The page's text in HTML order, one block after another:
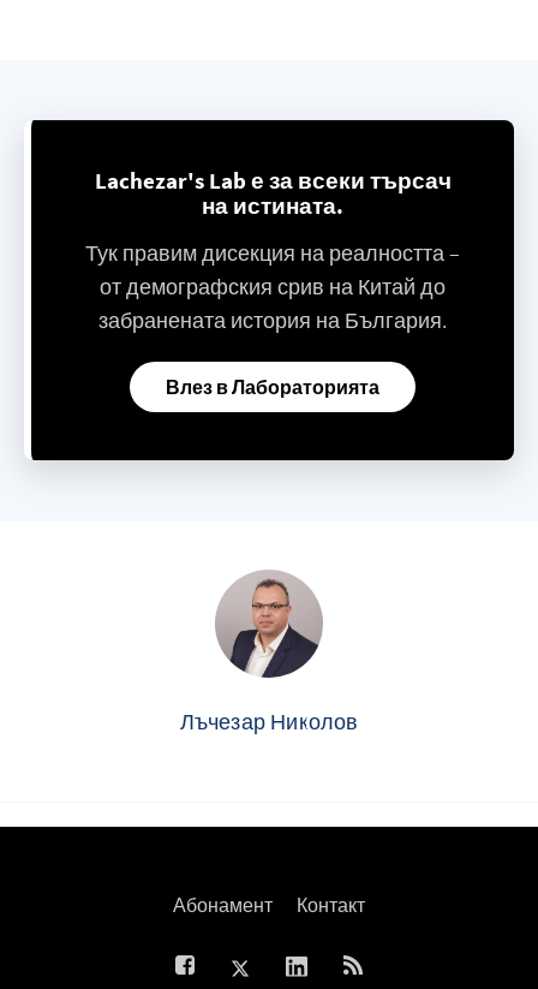
Lachezar's Lab е за всеки търсач
на истината.
Тук правим дисекция на реалността –
от демографския срив на Китай до
забранената история на България.
Влез в Лабораторията
Лъчезар Николов
Абонамент Контакт